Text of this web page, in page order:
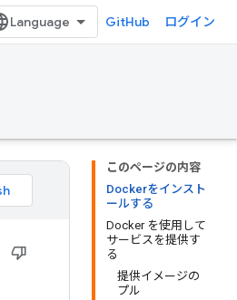
GitHub ログイン
このページの内容
Dockerをインスト
ールする
Docker を使用して
サービスを提供す
る
提供イメージの
プル